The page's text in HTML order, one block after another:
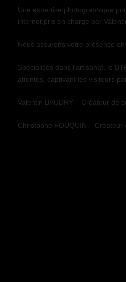
Une expertise photographique
internet pris en charge par
Nous assurons votre présence
Spécialisés dans l’artisanat, le
attentes, captivant les visiteurs
Valentin BAUDRY – Créateur de
Christophe FOUQUIN –